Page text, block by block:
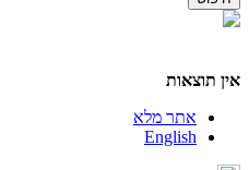
אין תוצאות
אתר מלא
English